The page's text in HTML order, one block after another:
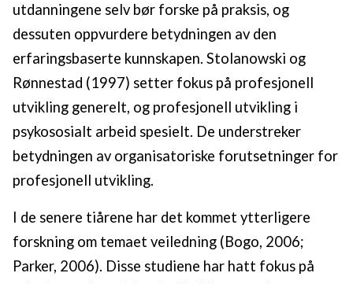
utdanningene selv bør forske på praksis, og
dessuten oppvurdere betydningen av den
erfaringsbaserte kunnskapen. Stolanowski og
Rønnestad (1997) setter fokus på profesjonell
utvikling generelt, og profesjonell utvikling i
psykososialt arbeid spesielt. De understreker
betydningen av organisatoriske forutsetninger for
profesjonell utvikling.
I de senere tiårene har det kommet ytterligere
forskning om temaet veiledning (Bogo, 2006;
Parker, 2006). Disse studiene har hatt fokus på